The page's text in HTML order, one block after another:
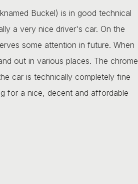
Buckel) is in good technical
a very nice driver's car. On the
some attention in future. When
out in various places. The chrome
car is technically completely fine
for a nice, decent and affordable